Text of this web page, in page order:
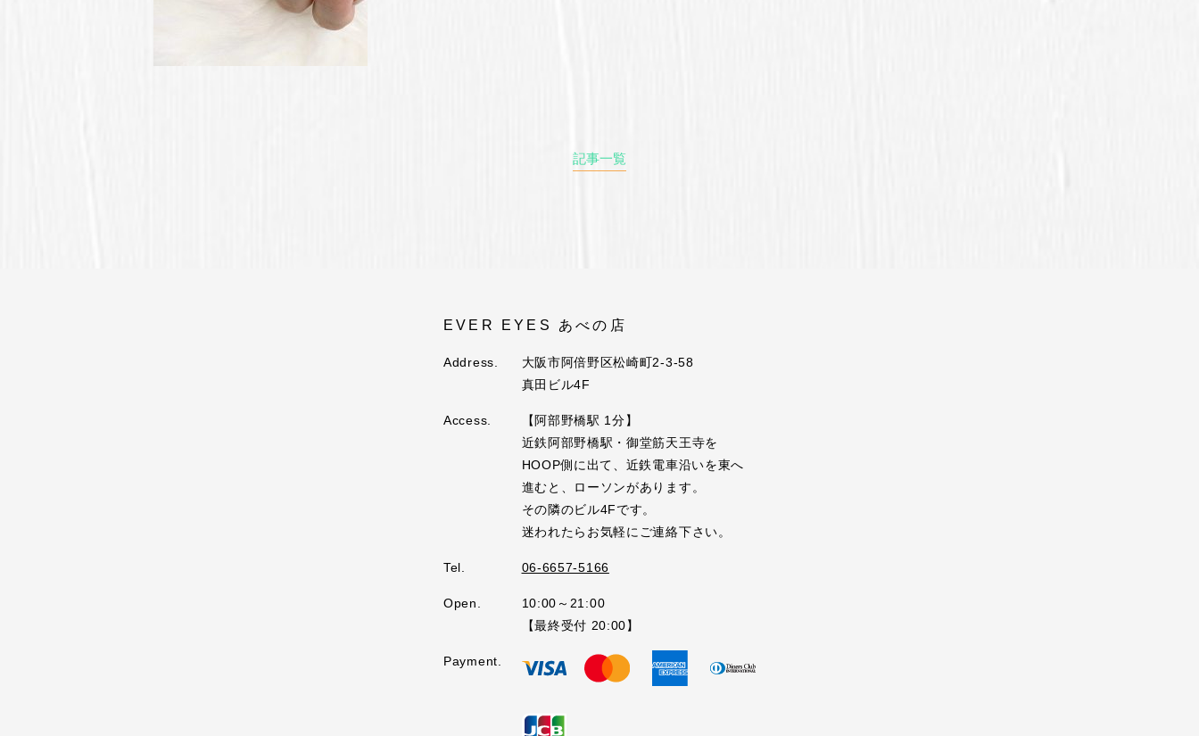
記事一覧
EVER EYES あべの店
Address.
大阪市阿倍野区松崎町2-3-58
真田ビル4F
Access.
【阿部野橋駅 1分】
近鉄阿部野橋駅・御堂筋天王寺を
HOOP側に出て、近鉄電車沿いを東へ
進むと、ローソンがあります。
その隣のビル4Fです。
迷われたらお気軽にご連絡下さい。
Tel. 06-6657-5166
Open.
10:00～21:00
【最終受付 20:00】
Payment.